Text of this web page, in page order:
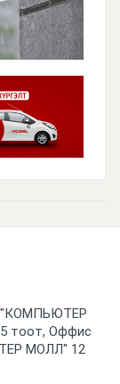
"КОМПЬЮТЕР
тоот, Оффис
МОЛЛ᠌" 12